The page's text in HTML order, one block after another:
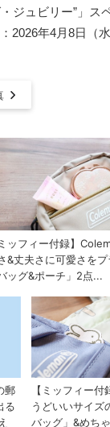
ジュビリー”」ス
2026年4月8日（水